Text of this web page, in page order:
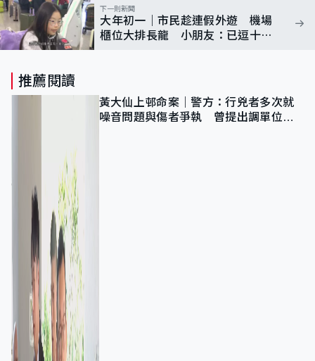
下一則新聞
大年初一｜市民趁連假外遊 機場
櫃位大排長龍 小朋友：已逗十幾
推薦閱讀
黃大仙上邨命案｜警方：行兇者多次就
噪音問題與傷者爭執 曾提出調單位已